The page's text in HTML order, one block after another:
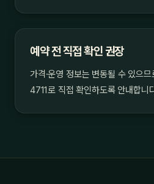
예약 전 직접 확인 권장
가격·운영 정보는 변동될 수 있으
4711로 직접 확인하도록 안내합니